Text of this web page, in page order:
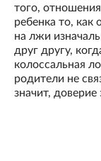
того,
ребенка то, как
на лжи
друг другу,
колоссальная
родители не
значит,